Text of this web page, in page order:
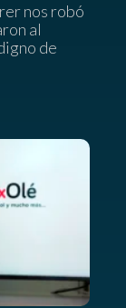
nos robó
al
de